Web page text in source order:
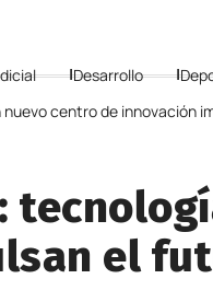
Desarrollo
centro de innovación
el